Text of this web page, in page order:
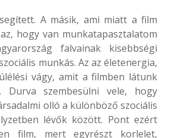
A másik, ami miatt a film
hogy van munkatapasztalatom
falvainak kisebbségi
munkás. Az az életenergia,
vágy, amit a filmben látunk
Durva szembesülni vele, hogy
olló a különböző szociális
lévők között. Pont ezért
film, mert egyrészt korlelet,